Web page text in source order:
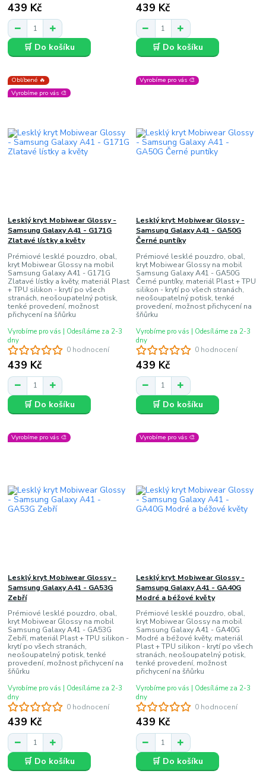
439 Kč
🛒 Do košíku
439 Kč
🛒 Do košíku
Oblíbené 🔥
Vyrobíme pro vás 🎨
0 hodnocení
Lesklý kryt Mobiwear Glossy -
Samsung Galaxy A41 - G171G
Zlatavé lístky a květy
Prémiové lesklé pouzdro, obal,
kryt Mobiwear Glossy na mobil
Samsung Galaxy A41 - G171G
Zlatavé lístky a květy, materiál Plast
+ TPU silikon - krytí po všech
stranách, neošoupatelný potisk,
tenké provedení, možnost
přichycení na šňůrku
439 Kč
Vyrobíme pro vás | Odesíláme za 2-3
dny
🛒 Do košíku
Vyrobíme pro vás 🎨
0 hodnocení
Lesklý kryt Mobiwear Glossy -
Samsung Galaxy A41 - GA50G
Černé puntíky
Prémiové lesklé pouzdro, obal,
kryt Mobiwear Glossy na mobil
Samsung Galaxy A41 - GA50G
Černé puntíky, materiál Plast + TPU
silikon - krytí po všech stranách,
neošoupatelný potisk, tenké
provedení, možnost přichycení na
šňůrku
439 Kč
Vyrobíme pro vás | Odesíláme za 2-3
dny
🛒 Do košíku
Vyrobíme pro vás 🎨
0 hodnocení
Lesklý kryt Mobiwear Glossy -
Samsung Galaxy A41 - GA53G
Zebří
Prémiové lesklé pouzdro, obal,
kryt Mobiwear Glossy na mobil
Samsung Galaxy A41 - GA53G
Zebří, materiál Plast + TPU silikon -
krytí po všech stranách,
neošoupatelný potisk, tenké
provedení, možnost přichycení na
šňůrku
439 Kč
Vyrobíme pro vás | Odesíláme za 2-3
dny
🛒 Do košíku
Vyrobíme pro vás 🎨
0 hodnocení
Lesklý kryt Mobiwear Glossy -
Samsung Galaxy A41 - GA40G
Modré a béžové květy
Prémiové lesklé pouzdro, obal,
kryt Mobiwear Glossy na mobil
Samsung Galaxy A41 - GA40G
Modré a béžové květy, materiál
Plast + TPU silikon - krytí po všech
stranách, neošoupatelný potisk,
tenké provedení, možnost
přichycení na šňůrku
439 Kč
Vyrobíme pro vás | Odesíláme za 2-3
dny
🛒 Do košíku